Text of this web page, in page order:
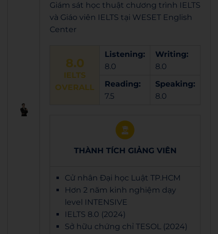
Giám sát học thuật chương trình IELTS
và Giáo viên IELTS tại WESET English
Center
8.0
IELTS
OVERALL
Listening:
8.0
Writing:
8.0
Reading:
7.5
Speaking:
8.0
THÀNH TÍCH GIẢNG VIÊN
Cử nhân Đại học Luật TP.HCM
Hơn 2 năm kinh nghiệm dạy
level INTENSIVE
IELTS 8.0 (2024)
Sở hữu chứng chỉ TESOL (2024)